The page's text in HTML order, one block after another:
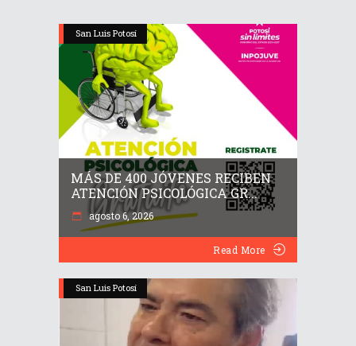
San Luis Potosí
MÁS DE 400 JÓVENES RECIBEN
ATENCIÓN PSICOLÓGICA GR...
agosto 6, 2026
Read More
San Luis Potosí